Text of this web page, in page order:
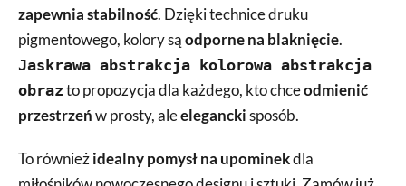
zapewnia stabilność. Dzięki technice druku
pigmentowego, kolory sąodporne na blaknięcie.
Jaskrawa abstrakcja kolorowa abstrakcja
obraz to propozycja dla każdego, kto chceodmienić
przestrzeńw prosty, aleeleganckisposób.
To równieżidealny pomysł na upominekdla